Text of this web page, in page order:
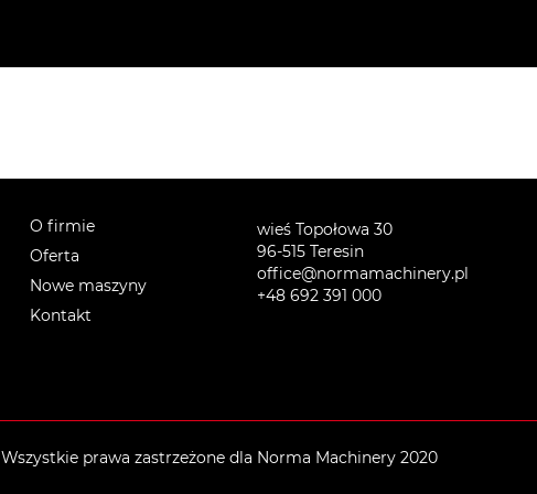
O firmie
Oferta
Nowe maszyny
Kontakt
wieś Topołowa 30
96-515 Teresin
office@normamachinery.pl
+48 692 391 000
Wszystkie prawa zastrzeżone dla Norma Machinery 2020